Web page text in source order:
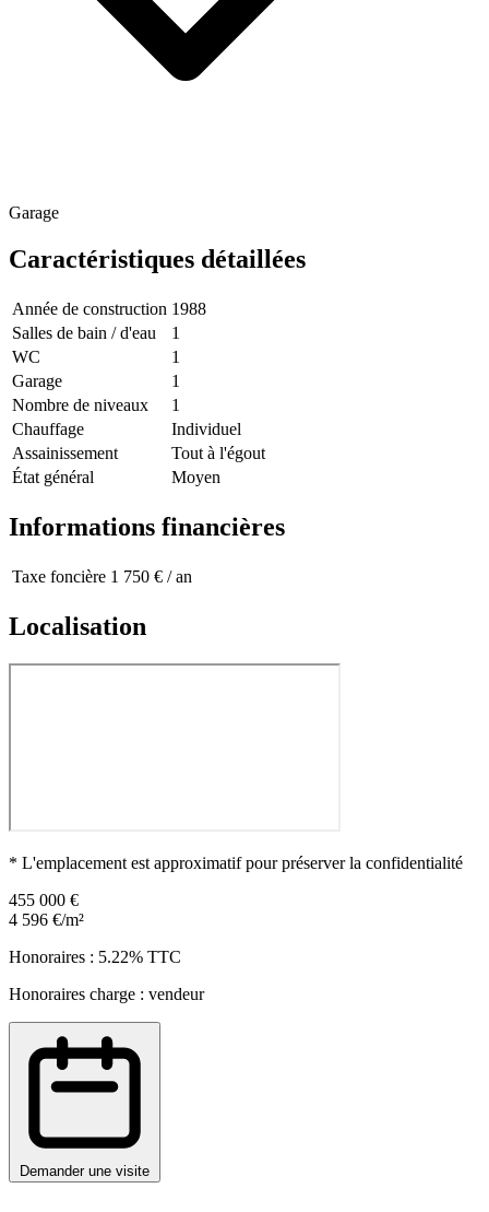
Garage
Caractéristiques détaillées
Année de construction 1988
Salles de bain / d'eau
1
WC
1
Garage
1
Nombre de niveaux
1
Chauffage
Individuel
Assainissement
Tout à l'égout
État général
Moyen
Informations financières
Taxe foncière 1 750 € / an
Localisation
* L'emplacement est approximatif pour préserver la confidentialité
455 000 €
4 596 €/m²
Honoraires : 5.22% TTC
Honoraires charge : vendeur
Demander une visite